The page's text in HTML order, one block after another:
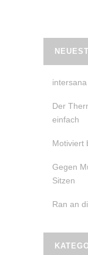
Der
einfach
Motiviert
Gegen
Sitzen
Ran an